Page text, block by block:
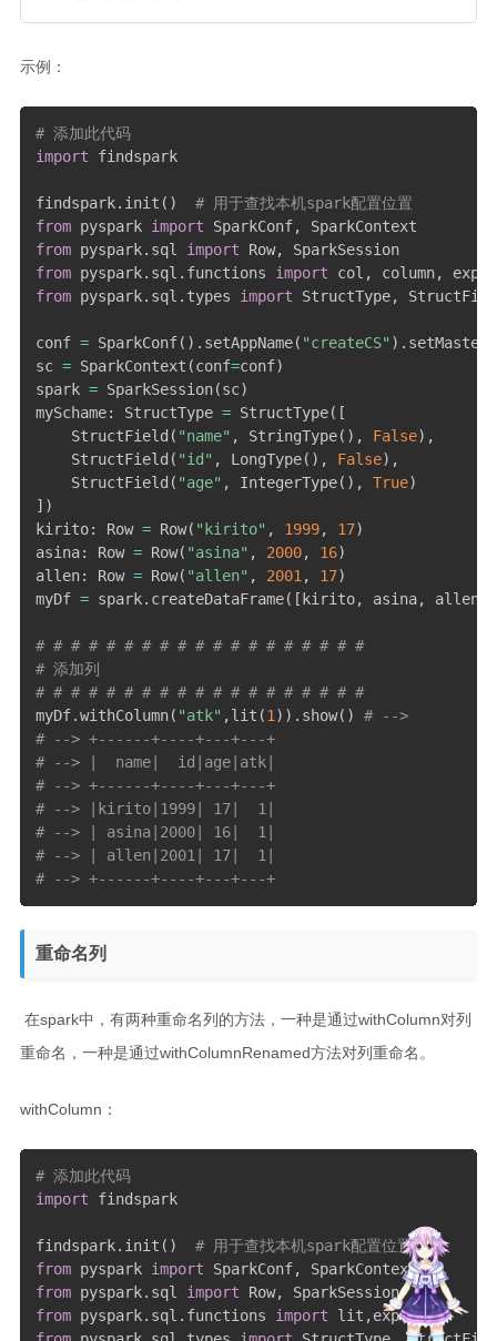
示例：
# 添加此代码
import findspark
findspark. init ( )
# 用于查找本机spark配置位置
from pyspark import SparkConf,
from pyspark. sql import Row,
SparkSession
from pyspark. sql . functions import col , column, expr
from pyspark. sql . types import StructType,
conf = SparkConf( ) . setAppName( "createCS" ) . setMaster
sc = SparkContext (conf=conf)
spark = SparkSession(sc)
mySchame: StructType = StructType( [
    StructField
( "name" , StringType( ) , False) ,
    StructField
( "id" , LongType( ) , False) ,
    StructField
( "age" , IntegerType( ) , True)
] )
kirito: Row = Row( "kirito" , 1999, 17)
asina: Row = Row( "asina" , 2000, 16)
allen: Row = Row( "allen" , 2001 , 17)
myDf = spark. createDataFrame( [ kirito, asina, allen
# # # # # # # # # # # # # # # # # # #
# 添加列
# # # # # # # # # # # # # # # # # # #
myDf.withColumn( "atk" ,lit (1 ) ) . show( )
# -->
# --> +------+----+---+---+
# --> |  name|  id|age|atk|
# --> +------+----+---+---+
# --> |kirito|1999| 17|  1|
# --> | asina|2000| 16|  1|
# --> | allen|2001| 17|  1|
# --> +------+----+---+---+
重命名列
​ 在spark中，有两种重命名列的方法，一种是通过withColumn对列
重命名，一种是通过withColumnRenamed方法对列重命名。
withColumn：
# 添加此代码
import findspark
findspark. init ( )
# 用于查找本机spark配置位置
from pyspark import SparkConf,
SparkContext
from pyspark. sql import Row,
SparkSession
from pyspark. sql . functions import lit ,expr,
col